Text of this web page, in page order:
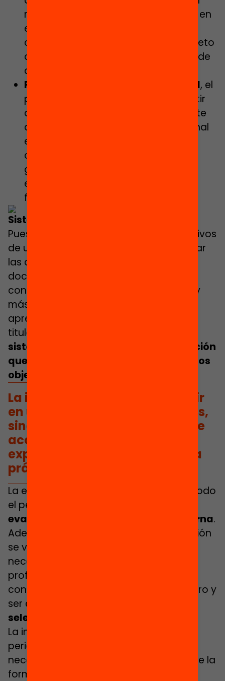
regular la convivencia y la dinámica en
el aula, y para profundizar en el
conocimiento de los contenidos objeto
de su docencia y de las estrategias de
aprendizaje y enseñanza.
Finalmente, en la dimensión social, el
programa de inducción debe permitir
apoyar al novel para que forme parte
de la comunidad escolar y profesional
en un entorno de aprendizaje
colaborativo en el centro y entre los
grupos de interés del sistema
educativo, como por ejemplo las
familias y la comunidad próxima.
Sistema de evaluación y mentoría
Puesto que uno de los principales objetivos
de un programa de inducción es mejorar
las competencias y habilidades de los
docentes, así como propiciar un
conocimiento práctico más completo y
más saber escolar que el que puede
aprenderse durante las prácticas de la
titulación,
sistema preciso y riguroso de evaluación
que garantice la consecución de dichos
objetivos
La inducción no puede consistir
en un periodo de más prácticas,
sino que debe ser un periodo de
acompañamiento rico en
experiencia y reflexión sobre la
práctica.
La evaluación debe estar presente en todo
el periodo e
evaluación interna y evaluación externa.
Además, debe propiciar que la evaluación
se viva como una práctica habitual y
necesaria a lo largo del desarrollo
profesional. En este sentido, hay que
contar con planes de mentoría de centro y
ser especialmente cuidadosos en la
selección y formación de mentores
La inducción no puede consistir en un
periodo de más prácticas como las
necesarias y ya llevadas a cabo durante la
formación inicial, sino que